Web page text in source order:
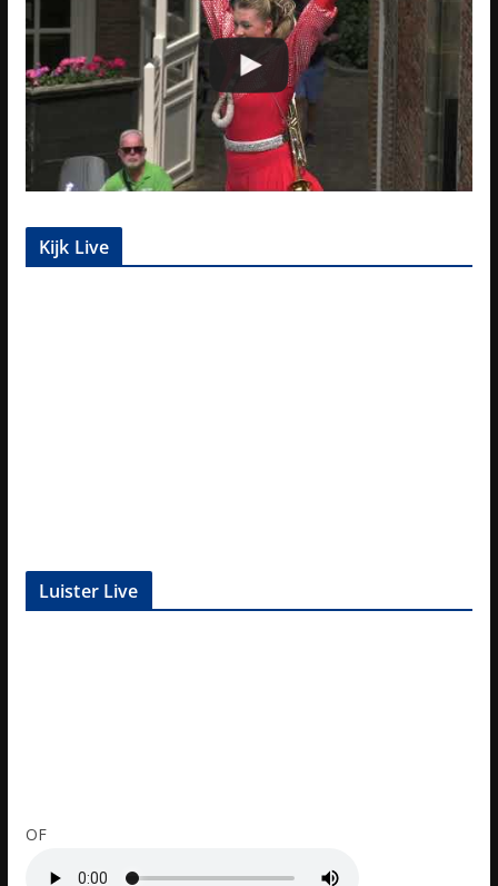
Kijk Live
Luister Live
OF